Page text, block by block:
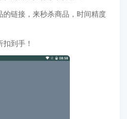
的链接，来秒杀商品，时间精度
到手！